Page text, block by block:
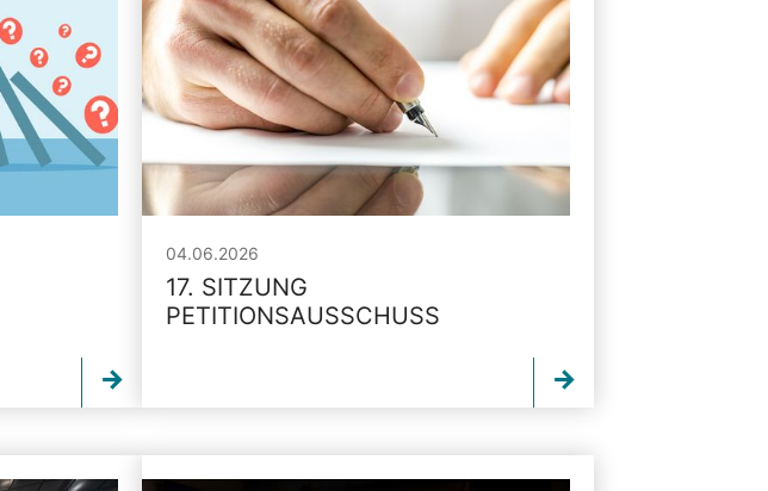
04.06.2026
17. SITZUNG
PETITIONSAUSSCHUSS